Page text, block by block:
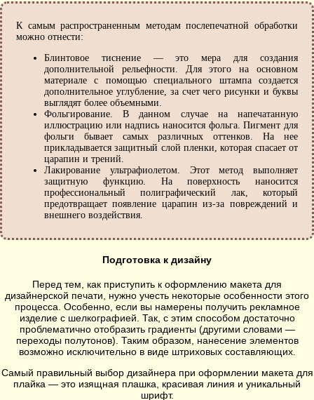
К самым распространенным методам послепечатной обработки
можно отнести:
Блинтовое тиснение — это мера для создания
дополнительной рельефности. Для этого на основном
материале с помощью специального штампа создается
дополнительное углубление, за счет чего рисунки и буквы
выглядят более объемными.
Фольгирование. В данном случае на напечатанную
иллюстрацию или надпись наносится фольга. Пигмент для
фольги бывает самых различных оттенков. На нее
прикладывается защитный слой пленки, которая спасает от
царапин и трений.
Лакирование ультрафиолетом. Этот метод выполняет
защитную функцию. На поверхность наносится
профессиональный полиграфический лак, который
предотвращает появление царапин из-за повреждений и
внешнего воздействия.
Подготовка к дизайну
Перед тем, как приступить к оформлению макета для
дизайнерской печати, нужно учесть некоторые особенности этого
процесса. Особенно, если вы намерены получить рекламное
изделие с шелкографией. Так, с этим способом достаточно
проблематично отобразить градиенты (другими словами —
переходы полутонов). Таким образом, нанесение элементов
возможно исключительно в виде штриховых составляющих.
Самый правильный выбор дизайнера при оформлении макета для
плайка — это изящная плашка, красивая линия и уникальный
шрифт.